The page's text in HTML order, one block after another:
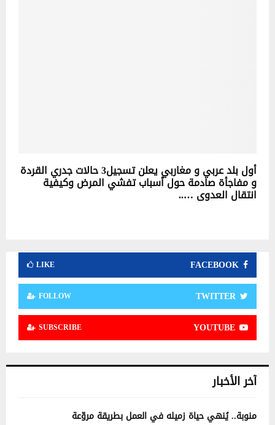
أول بلد عربي و مغاربي يعلن تسجيل3 حالات جدري القردة
و مفاجأة صادمة حول أسباب تفشي المرض وكيفية
انتقال العدوى …..
FACEBOOK
LIKE
TWITTER
FOLLOW
YOUTUBE
SUBSCRIBE
آخر الأخبار
منوبة.. يُنهي حياة زميله في العمل بطريقة مروّعة